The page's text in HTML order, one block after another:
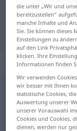
"Vielzahl"
"Vielzahl"
Vielzahlf
Übersicht aller
(Für mehr Details die
die unter „Wir und
bereitzustellen“
manche Inhalte und
Sie. Sie können
Einstellungen zu
auf den Link
klicken. Ihre
Informationen finden
Wir verwenden
wir besser mit Ihnen
statistische Cookies,
Auswertung unserer
unserer Vorauswahl
Cookies und Cookies,
dienen, werden nur